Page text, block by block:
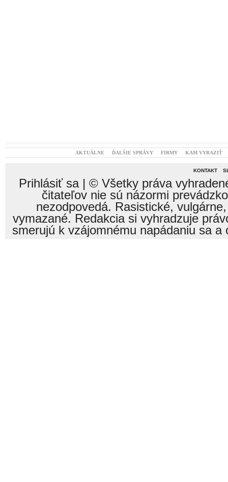
AKTUÁLNE ĎALŠIE SPRÁVY FIRMY KAM VYRAZIŤ
KONTAKT
Prihlásiť sa| © Všetky práva
čitateľov nie sú názormi
nezodpovedá. Rasistické,
vymazané. Redakcia si vyhradzuje
smerujú k vzájomnému napádaniu sa